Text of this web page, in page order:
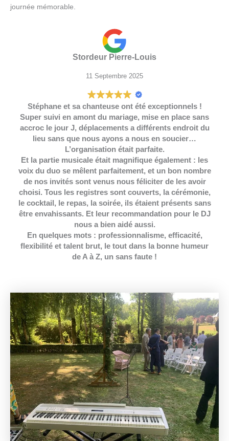
journée mémorable.
Stordeur Pierre-Louis
11 Septembre 2025
Stéphane et sa chanteuse ont été exceptionnels !
Super suivi en amont du mariage, mise en place sans
accroc le jour J, déplacements a différents endroit du
lieu sans que nous ayons a nous en soucier…
L’organisation était parfaite.
Et la partie musicale était magnifique également : les
voix du duo se mêlent parfaitement, et un bon nombre
de nos invités sont venus nous féliciter de les avoir
choisi. Tous les registres sont couverts, la cérémonie,
le cocktail, le repas, la soirée, ils étaient présents sans
être envahissants. Et leur recommandation pour le DJ
nous a bien aidé aussi.
En quelques mots : professionnalisme, efficacité,
flexibilité et talent brut, le tout dans la bonne humeur
de A à Z, un sans faute !